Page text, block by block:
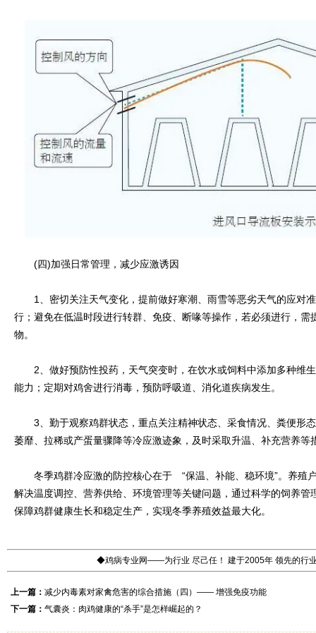
(四)加强日常管理，减少应激诱因
1、密切关注天气变化，提前做好寒潮、雨雪等恶劣天气的应对
行；避免在低温时段进行转群、免疫、断喙等操作，若必须进行，需
物。
2、做好预防性投药，天气突变时，在饮水或饲料中添加多种维
能力；定期对鸡舍进行消毒，预防呼吸道、消化道疾病发生。
3、勤于观察鸡群状态，重点关注精神状态、采食情况、粪便形
萎靡、拉稀或产蛋量骤降等冷应激迹象，及时采取升温、补充营养等
冬季鸡群冷应激的防控核心在于 “保温、补能、稳环境”。养殖
解决温度调控、营养供给、环境管理等关键问题，通过科学的饲养管
保障鸡群健康生长和稳定生产，实现冬季养殖效益最大化。
◆鸡病专业网——为行业 尽己任！ 建于2005年 领先的行
上一篇： 减少内毒素对家禽危害的综合措施（四）—— 增强免疫功能
下一篇： 气囊炎：肉鸡健康的“杀手”是怎样崛起的？